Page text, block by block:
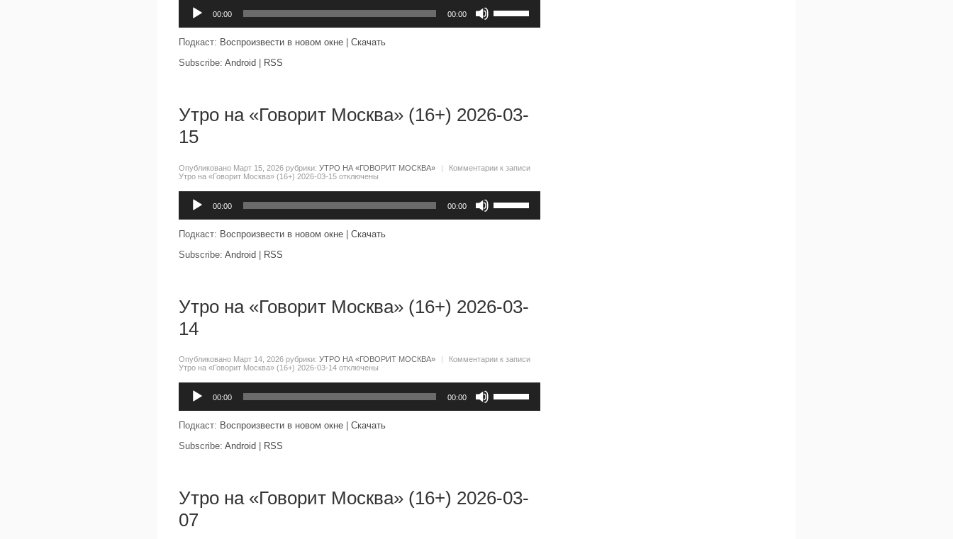
00:00 00:00
клавиши
вверх/
Подкаст: Воспроизвести в новом окне
Скачать
Subscribe: Android RSS
Утро на «Говорит Москва» (16+) 2026-03-
15
Опубликовано Март 15, 2026 рубрики: УТРО НА «ГОВОРИТ МОСКВА» | Комментарии к записи
Утро на «Говорит Москва» (16+) 2026-03-15 отключены
00:00 00:00
клавиши
Подкаст: Воспроизвести в новом окне | Скачать
Subscribe: Android | RSS
Утро на «Говорит Москва» (16+) 2026-03-
14
Опубликовано Март 14, 2026 рубрики: УТРО НА «ГОВОРИТ МОСКВА» Комментарии к записи
Утро на «Говорит Москва» (16+) 2026-03-14 отключены
00:00 00:00
клавиши
вверх/
Подкаст: Воспроизвести в новом окне
Скачать
Subscribe: Android RSS
Утро на «Говорит Москва» (16+) 2026-03-
07